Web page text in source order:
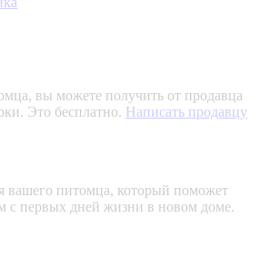
вы можете получить от продавца
Это бесплатно. Написать продавцу
вашего питомца, который поможет
с первых дней жизни в новом доме.